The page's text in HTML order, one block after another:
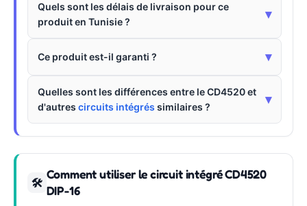
Quels sont les délais de livraison pour ce
produit en Tunisie ?
▾
Ce produit est-il garanti ? ▾
Quelles sont les différences entre le CD4520 et
d'autres circuits intégrés similaires ?
▾
🛠
Comment utiliser le circuit intégré CD4520
DIP-16